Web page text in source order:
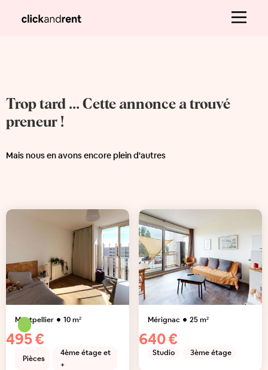
Trop tard ... Cette annonce a trouvé
preneur !
Mais nous en avons encore plein d'autres
Montpellier 10m²
495 €
Pièces
4ème étage et
+
Mérignac 25m²
640 €
Studio 3ème étage